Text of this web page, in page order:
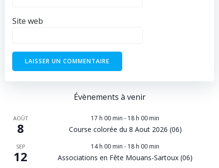
Site web
Évènements à venir
AOÛT
8
17 h 00 min - 18 h 00 min
Course colorée du 8 Aout 2026 (06)
SEP
12
14 h 00 min - 18 h 00 min
Associations en Fête Mouans-Sartoux (06)